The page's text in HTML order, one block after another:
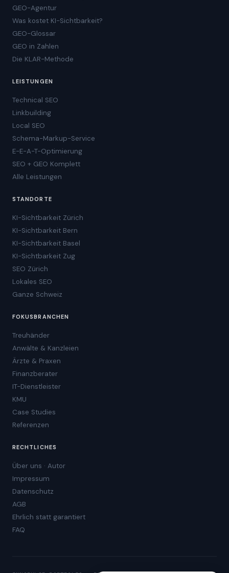
GEO-Agentur
Was kostet KI-Sichtbarkeit?
GEO-Glossar
GEO in Zahlen
Die KLAR-Methode
LEISTUNGEN
Technical SEO
Linkbuilding
Local SEO
Schema-Markup-Service
E-E-A-T-Optimierung
SEO + GEO Komplett
Alle Leistungen
STANDORTE
KI-Sichtbarkeit Zürich
KI-Sichtbarkeit Bern
KI-Sichtbarkeit Basel
KI-Sichtbarkeit Zug
SEO Zürich
Lokales SEO
Ganze Schweiz
FOKUSBRANCHEN
Treuhänder
Anwälte & Kanzleien
Ärzte & Praxen
Finanzberater
IT-Dienstleister
KMU
Case Studies
Referenzen
RECHTLICHES
Über uns · Autor
Impressum
Datenschutz
AGB
Ehrlich statt garantiert
FAQ